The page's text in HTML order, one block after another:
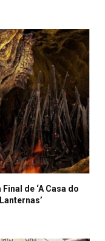
de ‘A Casa do